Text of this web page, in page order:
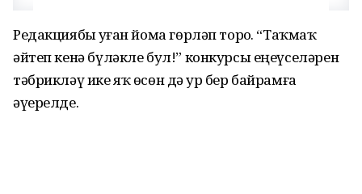
Редакциябыҙ уҙған йома гөрләп торҙо. “Таҡмаҡ
әйтеп кенә бүләкле бул!” конкурсы еңеүселәрен
тәбрикләү ике яҡ өсөн дә ҙур бер байрамға
әүерелде.